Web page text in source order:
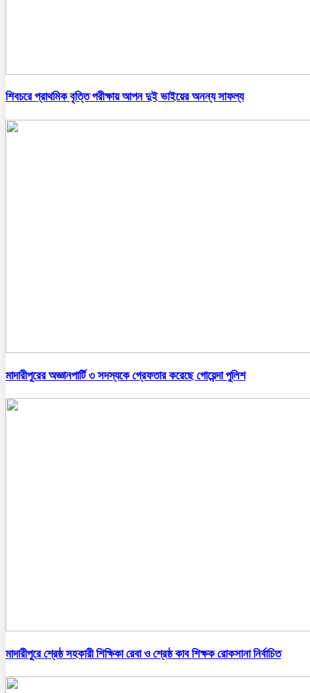
শিবচরে প্রাথমিক বৃত্তি পরীক্ষায় আপন দুই ভাইয়ের অনন্য সাফল্য
মাদারীপুরের অজ্ঞানপার্টি ৩ সদস্যকে গ্রেফতার করেছে গোয়েন্দা পুলিশ
মাদারীপুরে শ্রেষ্ঠ সহকারী শিক্ষিকা রেবা ও শ্রেষ্ঠ কাব শিক্ষক রোকসানা নির্বাচিত